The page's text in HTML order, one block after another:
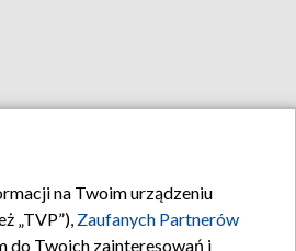
na Twoim urządzeniu
„TVP”), Zaufanych Partnerów
do Twoich zainteresowań i